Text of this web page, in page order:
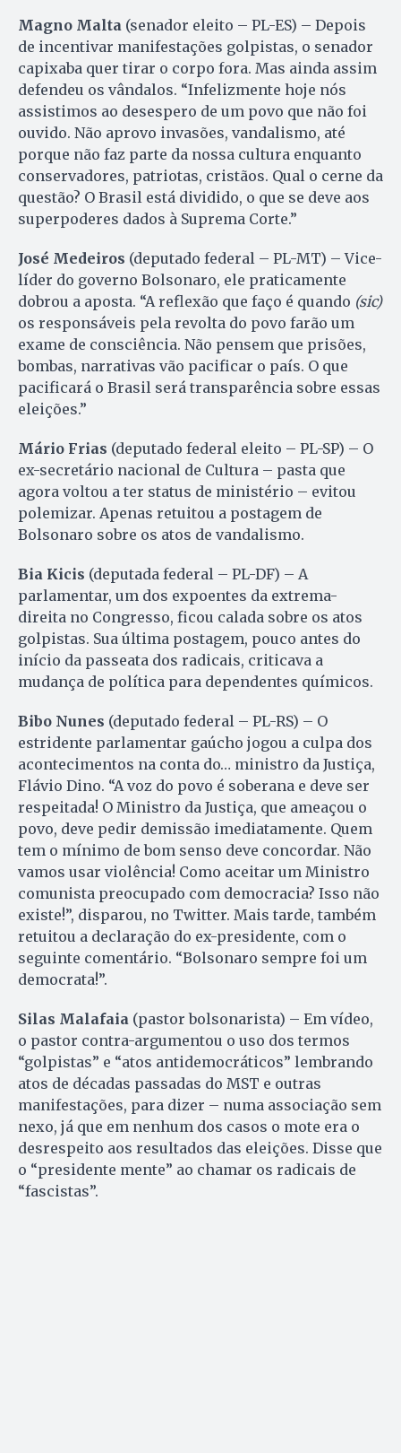
Magno Malta (senador eleito – PL-ES) – Depois
de incentivar manifestações golpistas, o senador
capixaba quer tirar o corpo fora. Mas ainda assim
defendeu os vândalos. “Infelizmente hoje nós
assistimos ao desespero de um povo que não foi
ouvido. Não aprovo invasões, vandalismo, até
porque não faz parte da nossa cultura enquanto
conservadores, patriotas, cristãos. Qual o cerne da
questão? O Brasil está dividido, o que se deve aos
superpoderes dados à Suprema Corte.”
José Medeiros (deputado federal – PL-MT) – Vice-
líder do governo Bolsonaro, ele praticamente
dobrou a aposta. “A reflexão que faço é quando (sic)
os responsáveis pela revolta do povo farão um
exame de consciência. Não pensem que prisões,
bombas, narrativas vão pacificar o país. O que
pacificará o Brasil será transparência sobre essas
eleições.”
Mário Frias (deputado federal eleito – PL-SP) – O
ex-secretário nacional de Cultura – pasta que
agora voltou a ter status de ministério – evitou
polemizar. Apenas retuitou a postagem de
Bolsonaro sobre os atos de vandalismo.
Bia Kicis (deputada federal – PL-DF) – A
parlamentar, um dos expoentes da extrema-
direita no Congresso, ficou calada sobre os atos
golpistas. Sua última postagem, pouco antes do
início da passeata dos radicais, criticava a
mudança de política para dependentes químicos.
Bibo Nunes (deputado federal – PL-RS) – O
estridente parlamentar gaúcho jogou a culpa dos
acontecimentos na conta do… ministro da Justiça,
Flávio Dino. “A voz do povo é soberana e deve ser
respeitada! O Ministro da Justiça, que ameaçou o
povo, deve pedir demissão imediatamente. Quem
tem o mínimo de bom senso deve concordar. Não
vamos usar violência! Como aceitar um Ministro
comunista preocupado com democracia? Isso não
existe!”, disparou, no Twitter. Mais tarde, também
retuitou a declaração do ex-presidente, com o
seguinte comentário. “Bolsonaro sempre foi um
democrata!”.
Silas Malafaia (pastor bolsonarista) – Em vídeo,
o pastor contra-argumentou o uso dos termos
“golpistas” e “atos antidemocráticos” lembrando
atos de décadas passadas do MST e outras
manifestações, para dizer – numa associação sem
nexo, já que em nenhum dos casos o mote era o
desrespeito aos resultados das eleições. Disse que
o “presidente mente” ao chamar os radicais de
“fascistas”.